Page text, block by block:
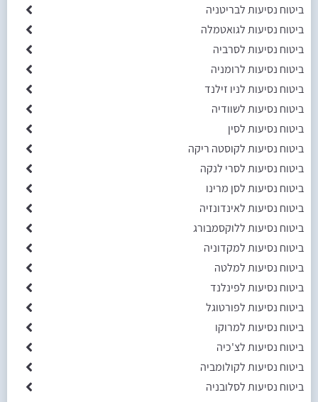
ביטוח נסיעות לבריטניה
ביטוח נסיעות לגואטמלה
ביטוח נסיעות לסרביה
ביטוח נסיעות לרומניה
ביטוח נסיעות לניו זילנד
ביטוח נסיעות לשוודיה
ביטוח נסיעות לסין
ביטוח נסיעות לקוסטה ריקה
ביטוח נסיעות לסרי לנקה
ביטוח נסיעות לסן מרינו
ביטוח נסיעות לאינדונזיה
ביטוח נסיעות ללוקסמבורג
ביטוח נסיעות למקדוניה
ביטוח נסיעות למלטה
ביטוח נסיעות לפינלנד
ביטוח נסיעות לפורטוגל
ביטוח נסיעות למרוקו
ביטוח נסיעות לצ'כיה
ביטוח נסיעות לקולומביה
ביטוח נסיעות לסלובניה